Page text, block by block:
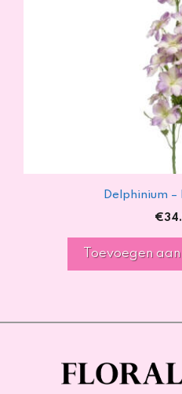
Delphinium –
€
Toevoegen